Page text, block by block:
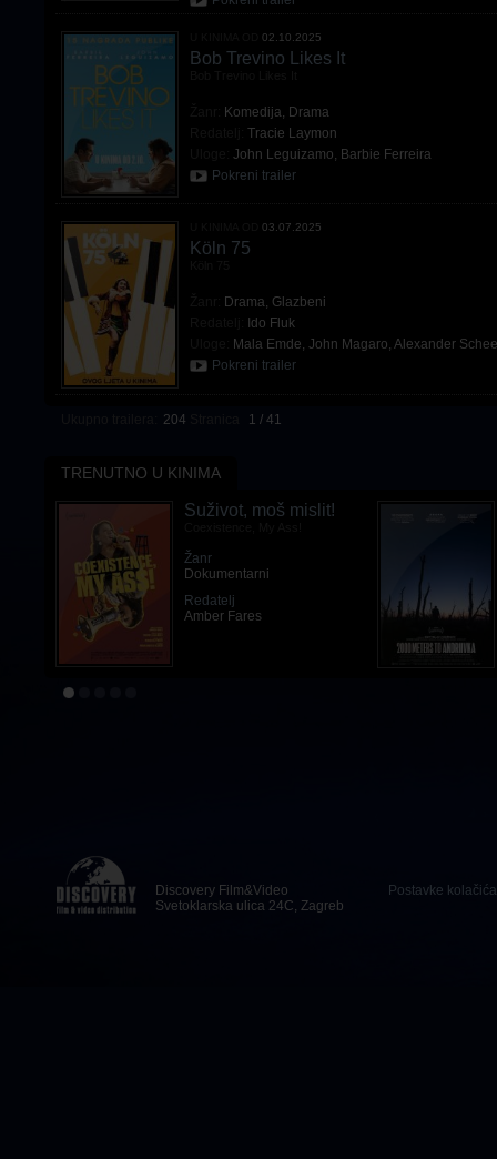
02.10.2025
Bob Trevino Likes It
Komedija, Drama
Tracie Laymon
John Leguizamo, Barbie Ferreira
Pokreni trailer
03.07.2025
Köln 75
Drama, Glazbeni
Ido Fluk
Mala Emde, John Magaro, Alexander
Pokreni trailer
204 1 / 41
TRENUTNO U KINIMA
Suživot, moš mislit!
Žanr
Dokumentarni
Redatelj
Amber Fares
Discovery Film&Video
Svetoklarska ulica 24C, Zagreb
Postavke kolačića